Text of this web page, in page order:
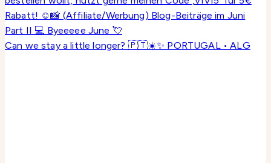
Can we stay a little longer? 🇵🇹☀️✨ PORTUGAL • ALG